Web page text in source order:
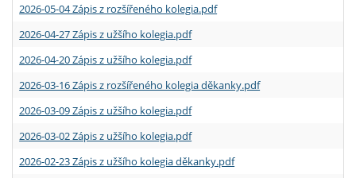
2026-05-04 Zápis z rozšířeného kolegia.pdf
2026-04-27 Zápis z užšího kolegia.pdf
2026-04-20 Zápis z užšího kolegia.pdf
2026-03-16 Zápis z rozšířeného kolegia děkanky.pdf
2026-03-09 Zápis z užšího kolegia.pdf
2026-03-02 Zápis z užšího kolegia.pdf
2026-02-23 Zápis z užšího kolegia děkanky.pdf